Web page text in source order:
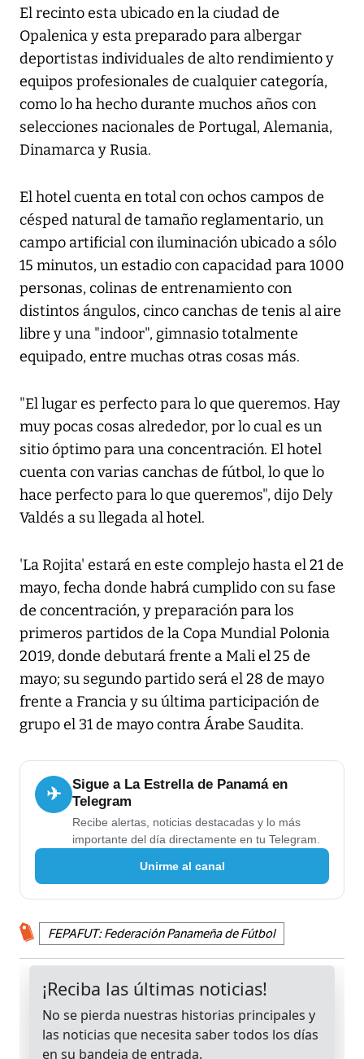
El recinto esta ubicado en la ciudad de
Opalenica y esta preparado para albergar
deportistas individuales de alto rendimiento y
equipos profesionales de cualquier categoría,
como lo ha hecho durante muchos años con
selecciones nacionales de Portugal, Alemania,
Dinamarca y Rusia.
El hotel cuenta en total con ochos campos de
césped natural de tamaño reglamentario, un
campo artificial con iluminación ubicado a sólo
15 minutos, un estadio con capacidad para 1000
personas, colinas de entrenamiento con
distintos ángulos, cinco canchas de tenis al aire
libre y una "indoor", gimnasio totalmente
equipado, entre muchas otras cosas más.
"El lugar es perfecto para lo que queremos. Hay
muy pocas cosas alrededor, por lo cual es un
sitio óptimo para una concentración. El hotel
cuenta con varias canchas de fútbol, lo que lo
hace perfecto para lo que queremos", dijo Dely
Valdés a su llegada al hotel.
'La Rojita' estará en este complejo hasta el 21 de
mayo, fecha donde habrá cumplido con su fase
de concentración, y preparación para los
primeros partidos de la Copa Mundial Polonia
2019, donde debutará frente a Mali el 25 de
mayo; su segundo partido será el 28 de mayo
frente a Francia y su última participación de
grupo el 31 de mayo contra Árabe Saudita.
✈
Sigue a La Estrella de Panamá en
Telegram
Recibe alertas, noticias destacadas y lo más
importante del día directamente en tu Telegram.
Unirme al canal
FEPAFUT: Federación Panameña de Fútbol